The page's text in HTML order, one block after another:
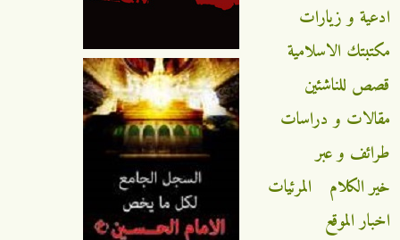
ادعية و زيارات
مكتبتك الاسلامية
قصص للناشئين
مقالات و دراسات
طرائف و عبر
خير الكلام
المرئيات
اخبار الموقع